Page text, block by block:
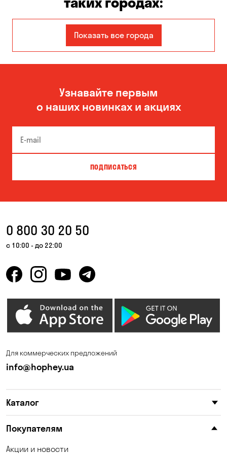
Вышгород
Днепр Елизаветовка
Катериновка Киев
Кропивницкий
Новая Павловка Новополье
Показать все города
Узнавайте первым
о наших новинках и акциях
ПОДПИСАТЬСЯ
0 800 30 20 50
с 10:00 - до 22:00
Для коммерческих предложений
info@hophey.ua
Каталог
Покупателям
Акции и новости